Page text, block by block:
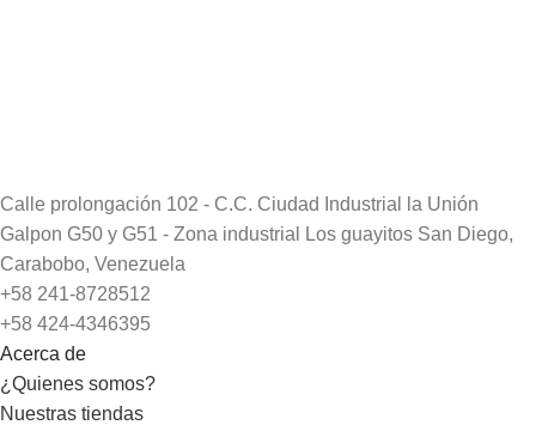
Calle prolongación 102 - C.C. Ciudad Industrial la Unión
Galpon G50 y G51 - Zona industrial Los guayitos San Diego,
Carabobo, Venezuela
+58 241-8728512
+58 424-4346395
Acerca de
¿Quienes somos?
Nuestras tiendas